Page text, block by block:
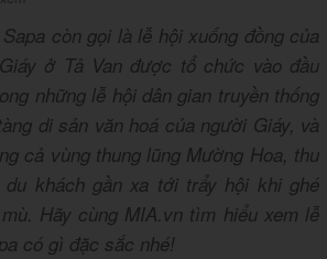
còn gọi là lễ hội xuống đồng của
ở Tả Van được tổ chức vào đầu
những lễ hội dân gian truyền thống
di sản văn hoá của người Giáy, và
cả vùng thung lũng Mường Hoa, thu
khách gần xa tới trẩy hội khi ghé
Hãy cùng MIA.vn tìm hiểu xem lễ
có gì đặc sắc nhé!